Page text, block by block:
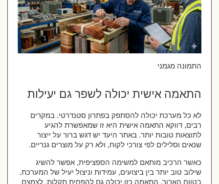
התמונה מגמני
התאמה אישית יכולה לשפר גם יעילות
לא כל מערכת יכולה להסתפק בפתרון סטנדרטי. במקרים
רבים, דווקא התאמה אישית היא זו שמאפשרת להגיע
לתוצאות טובות יותר. באתר היעד יש דגש ברור על ייצור
שנאים וסלילים לפי צורכי לקוח, ולא רק על מוצרים גנריים.
כאשר הרכיב מותאם למשימה הספציפית, אפשר להשיג
שילוב טוב יותר בין ביצועים, עמידות וניצול יעיל של המערכת.
בטווח הארוך, התאמה כזו יכולה גם להפחית תקלות, לצמצם